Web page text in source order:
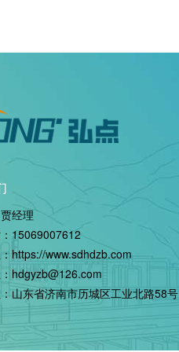
经理
15069007612
https://www.sdhdzb.com
hdgyzb@126.com
山东省济南市历城区工业北路58号